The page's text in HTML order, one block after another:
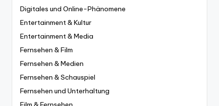
Digitales und Online-Phänomene
Entertainment & Kultur
Entertainment & Media
Fernsehen & Film
Fernsehen & Medien
Fernsehen & Schauspiel
Fernsehen und Unterhaltung